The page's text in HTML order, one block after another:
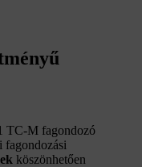
TC-M fagondozó
fagondozási
köszönhetően